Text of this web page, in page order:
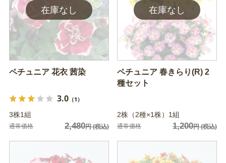
ペチュニア 花衣 茜染
3.0（1）
3株1組
通常価格 2,480円(税込)
ペチュニア 春きらり(R) 2
種セット
2株（2種×1株）1組
通常価格 1,200円(税込)